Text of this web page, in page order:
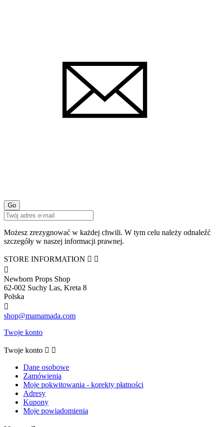
Możesz zrezygnować w każdej chwili. W tym celu należy odnaleźć
szczegóły w naszej informacji prawnej.
STORE INFORMATION  

Newborn Props Shop
62-002 Suchy Las, Kreta 8
Polska

shop@mamamada.com
Twoje konto
Twoje konto  
Dane osobowe
Zamówienia
Moje pokwitowania - korekty płatności
Adresy
Kupony
Moje powiadomienia